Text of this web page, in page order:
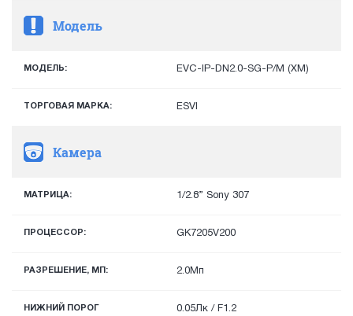
Модель
МОДЕЛЬ: EVC-IP-DN2.0-SG-P/M (XM)
ТОРГОВАЯ МАРКА: ESVI
Камера
МАТРИЦА: 1/2.8” Sony 307
ПРОЦЕССОР: GK7205V200
РАЗРЕШЕНИЕ, МП: 2.0Мп
НИЖНИЙ ПОРОГ
0.05Лк / F1.2